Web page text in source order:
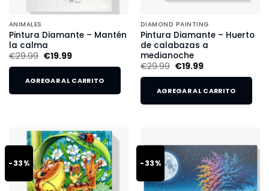
ANIMALES
Pintura Diamante – Mantén
la calma
€29.99 €19.99
AGREGAR AL CARRITO
DIAMOND PAINTING
Pintura Diamante – Huerto
de calabazas a
medianoche
€29.99 €19.99
AGREGAR AL CARRITO
-33% -33%